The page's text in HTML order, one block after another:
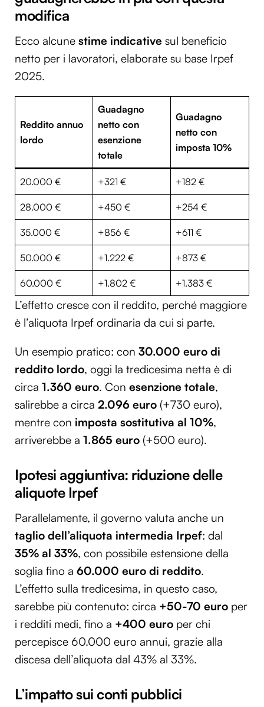
modifica
Ecco alcune stime indicative sul beneficio
netto per i lavoratori, elaborate su base Irpef
2025.
Reddito annuo
lordo
Guadagno
netto con
esenzione
totale
Guadagno
netto con
imposta 10%
20.000 € +321 € +182 €
28.000 € +450 € +254 €
35.000 € +856 € +611 €
50.000 € +1.222 € +873 €
60.000 € +1.802 € +1.383 €
L’effetto cresce con il reddito, perché maggiore
è l’aliquota Irpef ordinaria da cui si parte.
Un esempio pratico: con 30.000 euro di
reddito lordo, oggi la tredicesima netta è di
circa 1.360 euro. Con esenzione totale,
salirebbe a circa 2.096 euro (+730 euro),
mentre con imposta sostitutiva al 10%,
arriverebbe a 1.865 euro (+500 euro).
Ipotesi aggiuntiva: riduzione delle
aliquote Irpef
Parallelamente, il governo valuta anche un
taglio dell’aliquota intermedia Irpef: dal
35% al 33%, con possibile estensione della
soglia fino a 60.000 euro di reddito.
L’effetto sulla tredicesima, in questo caso,
sarebbe più contenuto: circa +50-70 euro per
i redditi medi, fino a +400 euro per chi
percepisce 60.000 euro annui, grazie alla
discesa dell’aliquota dal 43% al 33%.
L’impatto sui conti pubblici